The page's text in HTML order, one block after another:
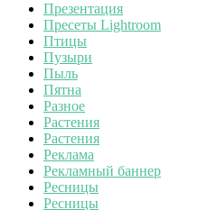
Презентация
Пресеты Lightroom
Птицы
Пузыри
Пыль
Пятна
Разное
Растения
Растения
Реклама
Рекламный баннер
Ресницы
Ресницы